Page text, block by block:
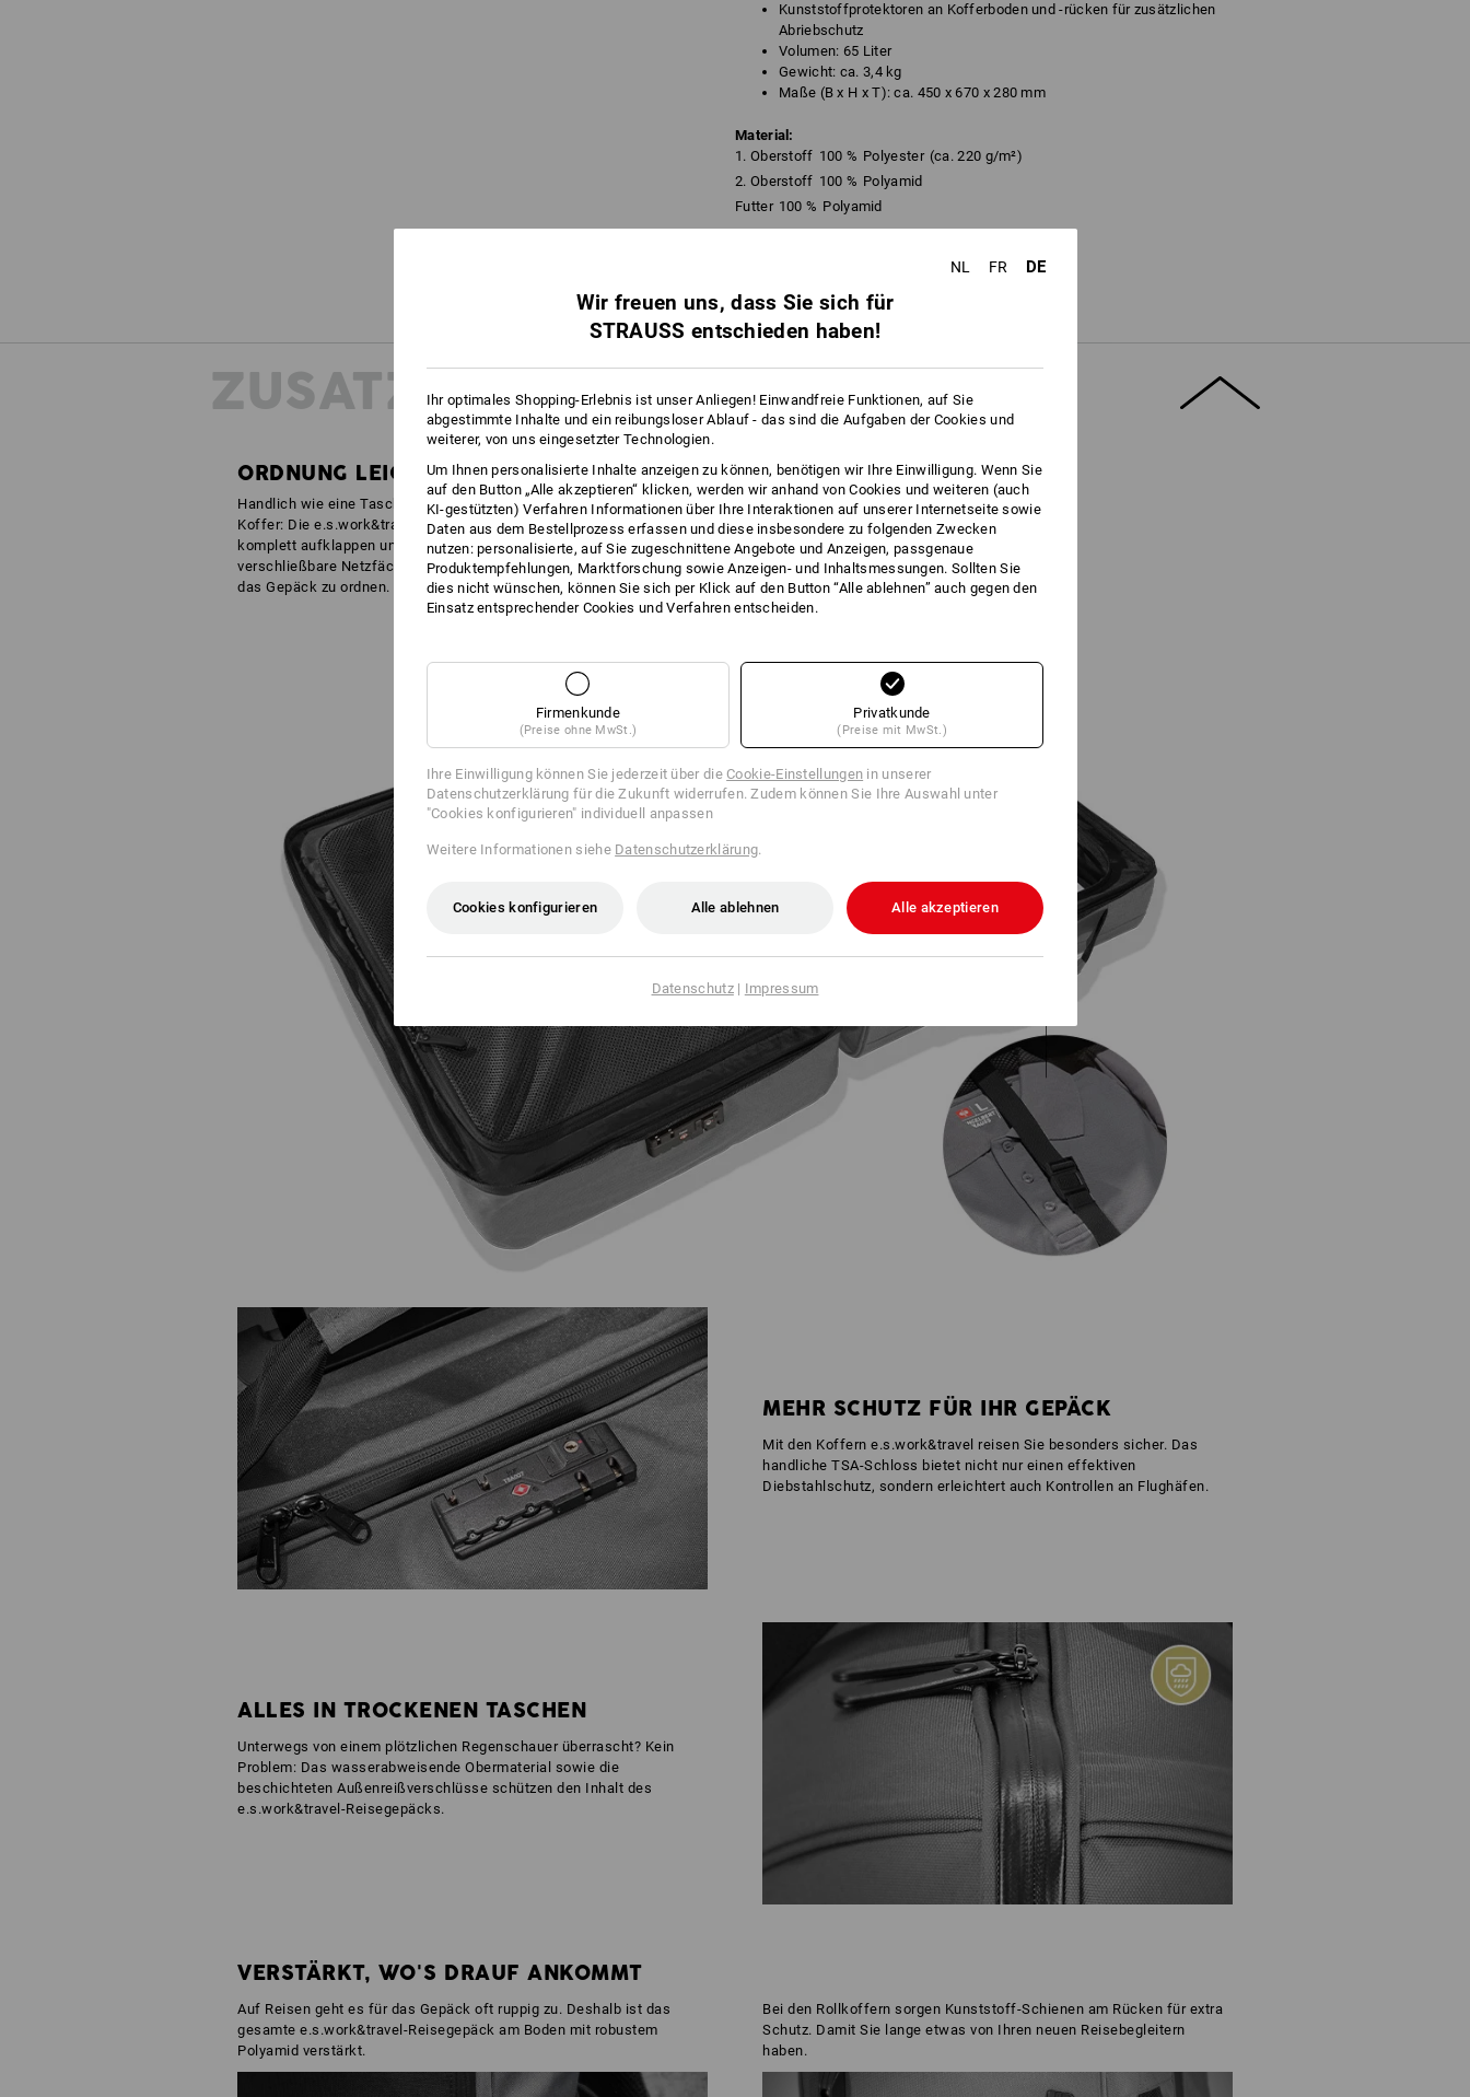
Kunststoffprotektoren an Kofferboden und -rücken für zusätzlichen
Abriebschutz
Volumen: 65 Liter
Gewicht: ca. 3,4 kg
Maße (B x H x T): ca. 450 x 670 x 280 mm
Material:
1. Oberstoff 100 % Polyester (ca. 220 g/m²)
2. Oberstoff 100 % Polyamid
Futter 100 % Polyamid
Nicht im Trockner trocknen
Nicht trockenreinigen
mehr
ZUSATZINFOS
ORDNUNG LEICHT GEMACHT
Handlich wie eine Tasche, aufgeräumt wie ein
Koffer: Die e.s.work&travel Trolleys lassen sich
komplett aufklappen und bietet durch zwei
verschließbare Netzfächer viele Möglichkeiten
das Gepäck zu ordnen.
MEHR SCHUTZ FÜR IHR GEPÄCK
Mit den Koffern e.s.work&travel reisen Sie besonders sicher. Das
handliche TSA-Schloss bietet nicht nur einen effektiven
Diebstahlschutz, sondern erleichtert auch Kontrollen an Flughäfen.
ALLES IN TROCKENEN TASCHEN
Unterwegs von einem plötzlichen Regenschauer überrascht? Kein
Problem: Das wasserabweisende Obermaterial sowie die
beschichteten Außenreißverschlüsse schützen den Inhalt des
e.s.work&travel-Reisegepäcks.
VERSTÄRKT, WO'S DRAUF ANKOMMT
Auf Reisen geht es für das Gepäck oft ruppig zu. Deshalb ist das
gesamte e.s.work&travel-Reisegepäck am Boden mit robustem
Polyamid verstärkt.
Bei den Rollkoffern sorgen Kunststoff-Schienen am Rücken für extra
Schutz. Damit Sie lange etwas von Ihren neuen Reisebegleitern
haben.
NL FR DE
Wir freuen uns, dass Sie sich für
STRAUSS entschieden haben!
Ihr optimales Shopping-Erlebnis ist unser Anliegen! Einwandfreie Funktionen, auf Sie
abgestimmte Inhalte und ein reibungsloser Ablauf - das sind die Aufgaben der Cookies und
weiterer, von uns eingesetzter Technologien.
Um Ihnen personalisierte Inhalte anzeigen zu können, benötigen wir Ihre Einwilligung. Wenn Sie
auf den Button „Alle akzeptieren“ klicken, werden wir anhand von Cookies und weiteren (auch
KI-gestützten) Verfahren Informationen über Ihre Interaktionen auf unserer Internetseite sowie
Daten aus dem Bestellprozess erfassen und diese insbesondere zu folgenden Zwecken
nutzen: personalisierte, auf Sie zugeschnittene Angebote und Anzeigen, passgenaue
Produktempfehlungen, Marktforschung sowie Anzeigen- und Inhaltsmessungen. Sollten Sie
dies nicht wünschen, können Sie sich per Klick auf den Button “Alle ablehnen” auch gegen den
Einsatz entsprechender Cookies und Verfahren entscheiden.
Firmenkunde
(Preise ohne MwSt.)
Privatkunde
(Preise mit MwSt.)
Ihre Einwilligung können Sie jederzeit über dieCookie-Einstellungen in unserer
Datenschutzerklärung für die Zukunft widerrufen. Zudem können Sie Ihre Auswahl unter
"Cookies konfigurieren" individuell anpassen
Weitere Informationen siehe Datenschutzerklärung.
Cookies konfigurieren Alle ablehnen Alle akzeptieren
Datenschutz| Impressum